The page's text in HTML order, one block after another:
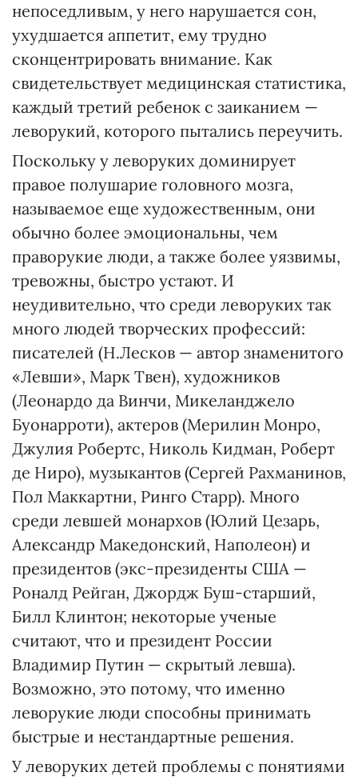
непоседливым, у него нарушается сон,
ухудшается аппетит, ему трудно
сконцентрировать внимание. Как
свидетельствует медицинская статистика,
каждый третий ребенок с заиканием —
леворукий, которого пытались переучить.
Поскольку у леворуких доминирует
правое полушарие головного мозга,
называемое еще художественным, они
обычно более эмоциональны, чем
праворукие люди, а также более уязвимы,
тревожны, быстро устают. И
неудивительно, что среди леворуких так
много людей творческих профессий:
писателей (Н.Лесков — автор знаменитого
«Левши», Марк Твен), художников
(Леонардо да Винчи, Микеланджело
Буонарроти), актеров (Мерилин Монро,
Джулия Робертс, Николь Кидман, Роберт
де Ниро), музыкантов (Сергей Рахманинов,
Пол Маккартни, Ринго Старр). Много
среди левшей монархов (Юлий Цезарь,
Александр Македонский, Наполеон) и
президентов (экс-президенты США —
Роналд Рейган, Джордж Буш-старший,
Билл Клинтон; некоторые ученые
считают, что и президент России
Владимир Путин — скрытый левша).
Возможно, это потому, что именно
леворукие люди способны принимать
быстрые и нестандартные решения.
У леворуких детей проблемы с понятиями